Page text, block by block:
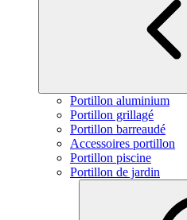
Portillon aluminium
Portillon grillagé
Portillon barreaudé
Accessoires portillon
Portillon piscine
Portillon de jardin